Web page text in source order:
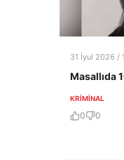
31 İyul 2026 /
Masallıda
KRIMINAL
0 0